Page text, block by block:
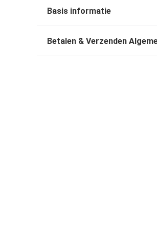
Basis informatie
Betalen & Verzenden